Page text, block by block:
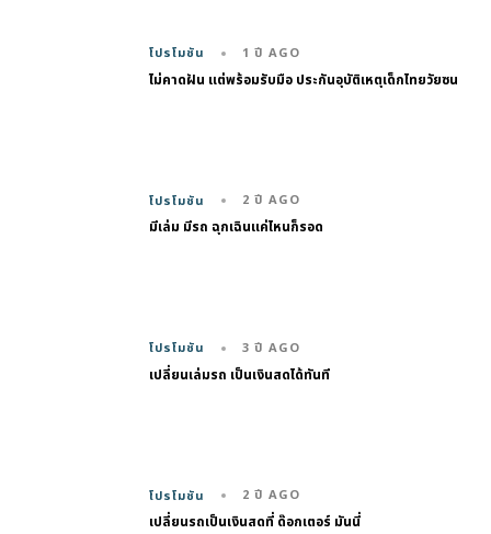
โปรโมชัน 1 ปี AGO
ไม่คาดฝัน แต่พร้อมรับมือ ประกันอุบัติเหตุเด็กไทยวัยซน
โปรโมชัน 2 ปี AGO
มีเล่ม มีรถ ฉุกเฉินแค่ไหนก็รอด
โปรโมชัน 3 ปี AGO
เปลี่ยนเล่มรถ เป็นเงินสดได้ทันที
โปรโมชัน 2 ปี AGO
เปลี่ยนรถเป็นเงินสดที่ ด๊อกเตอร์ มันนี่